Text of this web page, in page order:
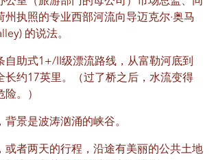
州执照的专业西部河流向导迈克尔·奥马
的说法。
自助式1+/II级漂流路线，从富勒河底到
长约17英里。（过了桥之后，水流变得
。）
景是波涛汹涌的峡谷。
或者两天的行程，沿途有美丽的公共土地